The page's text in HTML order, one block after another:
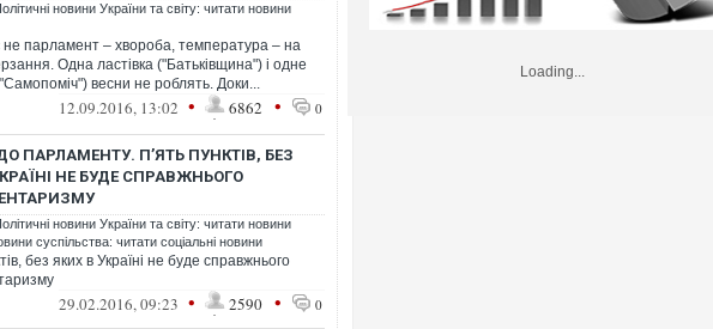
новини України та світу: читати новини
не парламент – хвороба, температура – на
Одна ластівка ("Батьківщина") і одне
весни не роблять. Доки...
12.09.2016, 13:02 • 6862 • 0
ПАРЛАМЕНТУ. П’ЯТЬ ПУНКТІВ, БЕЗ
НЕ БУДЕ СПРАВЖНЬОГО
новини України та світу: читати новини
суспільства: читати соціальні новини
без яких в Україні не буде справжнього
29.02.2016, 09:23 • 2590 • 0
Loading...